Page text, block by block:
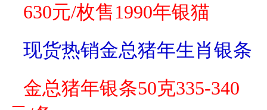
630元/枚售1990年银猫
现货热销金总猪年生肖银条
金总猪年银条50克335-340